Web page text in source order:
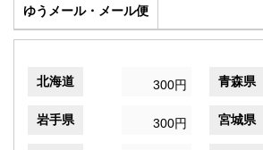
ゆうメール・メール便
北海道 300円 青森県
岩手県 300円 宮城県